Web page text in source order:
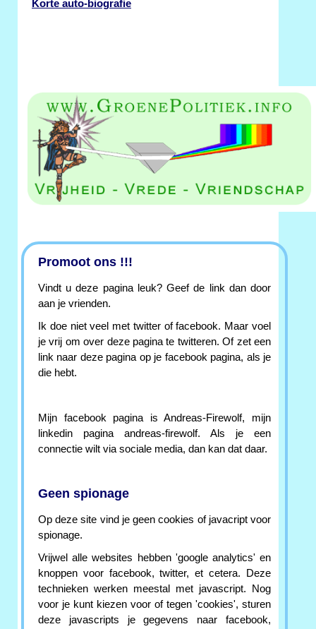
Korte auto-biografie
Promoot ons !!!
Vindt u deze pagina leuk? Geef de link dan door
aan je vrienden.
Ik doe niet veel met twitter of facebook. Maar voel
je vrij om over deze pagina te twitteren. Of zet een
link naar deze pagina op je facebook pagina, als je
die hebt.
Mijn facebook pagina is Andreas-Firewolf, mijn
linkedin pagina andreas-firewolf. Als je een
connectie wilt via sociale media, dan kan dat daar.
Geen spionage
Op deze site vind je geen cookies of javacript voor
spionage.
Vrijwel alle websites hebben 'google analytics' en
knoppen voor facebook, twitter, et cetera. Deze
technieken werken meestal met javascript. Nog
voor je kunt kiezen voor of tegen 'cookies', sturen
deze javascripts je gegevens naar facebook,